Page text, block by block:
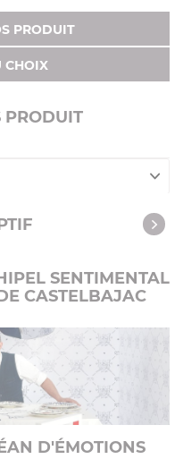
PRODUIT
CHOIX
PRODUIT
SENTIMENTAL
CASTELBAJAC
D'ÉMOTIONS